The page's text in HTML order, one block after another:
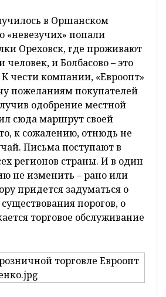
в Оршанском
«невезучих» попали
Ореховск, где проживают
человек, и Болбасово – это
чести компании, «Евроопт»
пожеланиям покупателей
одобрение местной
сюда маршрут своей
к сожалению, отнюдь не
Письма поступают в
регионов страны. И в один
не изменить – рано или
придется задуматься о
порогов, о
торговое обслуживание